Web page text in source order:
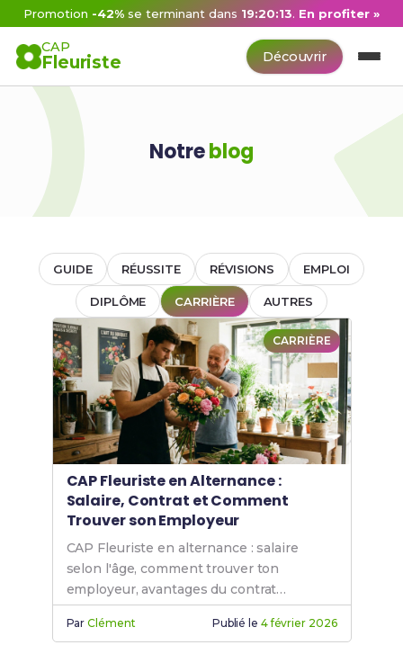
Promotion -42% se terminant dans 19:20:13. En profiter »
CAP
Fleuriste Découvrir
Notreblog
GUIDE RÉUSSITE RÉVISIONS EMPLOI
DIPLÔME CARRIÈRE AUTRES
CARRIÈRE
CAP Fleuriste en Alternance :
Salaire, Contrat et Comment
Trouver son Employeur
CAP Fleuriste en alternance : salaire
selon l'âge, comment trouver ton
employeur, avantages du contrat
d'apprentissage. Guide complet avec
grille de rémunération 2026.
ParClément Publié le 4 février 2026